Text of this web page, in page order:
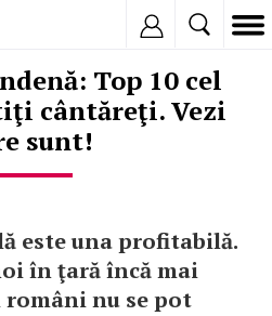
Top 10 cel
cântăreţi. Vezi
sunt!
este una profitabilă.
în ţară încă mai
nu se pot